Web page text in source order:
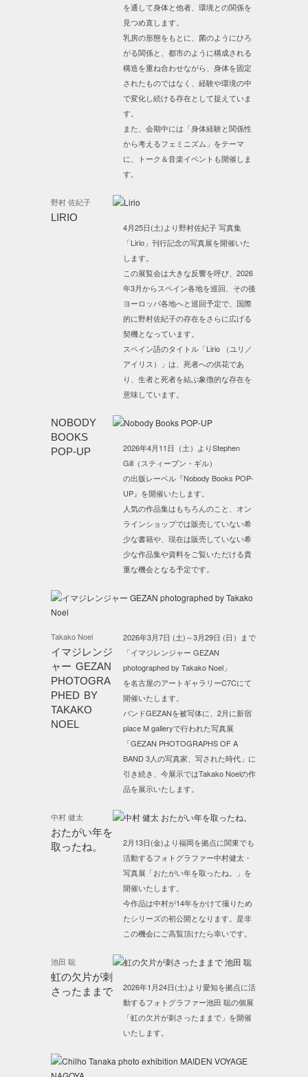
を通して身体と他者、環境との関係を
見つめ直します。
乳房の形態をもとに、菌のようにひろ
がる関係と、都市のように構成される
構造を重ね合わせながら、身体を固定
されたものではなく、経験や環境の中
で変化し続ける存在として捉えていま
す。
また、会期中には「身体経験と関係性
から考えるフェミニズム」をテーマ
に、トーク＆音楽イベントも開催しま
す。
野村 佐紀子
LIRIO
4月25日(土)より野村佐紀子 写真集
「Lirio」刊行記念の写真展を開催いた
します。
この展覧会は大きな反響を呼び、2026
年3月からスペイン各地を巡回、その後
ヨーロッパ各地へと巡回予定で、国際
的に野村佐紀子の存在をさらに広げる
契機となっています。
スペイン語のタイトル「Lirio （ユリ／
アイリス）」は、死者への供花であ
り、生者と死者を結ぶ象徴的な存在を
意味しています。
NOBODY
BOOKS
POP-UP
2026年4月11日（土）よりStephen
Gill（スティーブン・ギル）
の出版レーベル『Nobody Books POP-
UP』を開催いたします。
人気の作品集はもちろんのこと、オン
ラインショップでは販売していない希
少な書籍や、現在は販売していない希
少な作品集や資料をご覧いただける貴
重な機会となる予定です。
Takako Noel
イマジレンジ
ャー GEZAN
PHOTOGRA
PHED BY
TAKAKO
NOEL
2026年3月7日 (土)～3月29日 (日）まで
「イマジレンジャー GEZAN
photographed by Takako Noel」
を名古屋のアートギャラリーC7Cにて
開催いたします。
バンドGEZANを被写体に、2月に新宿
place M galleryで行われた写真展
「GEZAN PHOTOGRAPHS OF A
BAND 3人の写真家、写された時代」に
引き続き、今展示ではTakako Noelの作
品を展示いたします。
中村 健太
おたがい年を
取ったね。
2月13日(金)より福岡を拠点に関東でも
活動するフォトグラファー中村健太・
写真展「おたがい年を取ったね。」を
開催いたします。
今作品は中村が14年をかけて撮りため
たシリーズの初公開となります。是非
この機会にご高覧頂けたら幸いです。
池田 聡
虹の欠片が刺
さったままで
2026年1月24日(土)より愛知を拠点に活
動するフォトグラファー池田 聡の個展
「虹の欠片が刺さったままで」を開催
いたします。